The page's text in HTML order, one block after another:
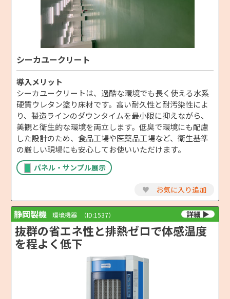
シーカユークリート
導入メリット
シーカユークリートは、過酷な環境でも長く使える水系
硬質ウレタン塗り床材です。高い耐久性と耐汚染性によ
り、製造ラインのダウンタイムを最小限に抑えながら、
美観と衛生的な環境を両立します。低臭で環境にも配慮
した設計のため、食品工場や医薬品工場など、衛生基準
の厳しい現場にも安心してお使いいただけます。
パネル・サンプル展示
♥ お気に入り追加
静岡製機 環境機器 （ID:1537）
抜群の省エネ性と排熱ゼロで体感温度
を程よく低下